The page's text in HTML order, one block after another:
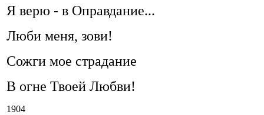
Я верю - в Оправдание...
Люби меня, зови!
Сожги мое страдание
В огне Твоей Любви!
1904